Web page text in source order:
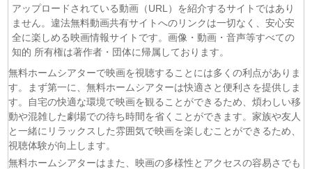
(08/08) 晩酌の流儀５ 〜夏編〜 第6話
(07/08)探偵のままでいて 第4話
(07/08)ストレンジ-伊藤潤二の夜も眠れぬ奇妙な話- 第6話
(07/08)逃げ上手の若君 第二期 第4話
(07/08)神の雫 第18話
(07/08)うちの弟どもがすみません 第6話
(07/08) これ描いて死ね 第6話
(07/08) ここは俺に任せて先に行けと言ってから10年がたったら伝
説になっていた。 第6話
(07/08)領民0人スタートの辺境領主様 第6話
アップロードされている動画（URL）を紹介するサイトではあり
ません。違法無料動画共有サイトへのリンクは一切なく、安心安
全に楽しめる映画情報サイトです。画像・動画・音声等すべての
知的 所有権は著作者・団体に帰属しております。
無料ホームシアターで映画を視聴することには多くの利点がありま
す。まず第一に、無料ホームシアターは快適さと便利さを提供しま
す。自宅の快適な環境で映画を観ることができるため、煩わしい移
動や混雑した劇場での待ち時間を省くことができます。家族や友人
と一緒にリラックスした雰囲気で映画を楽しむことができるため、
視聴体験が向上します。
無料ホームシアターはまた、映画の多様性とアクセスの容易さでも